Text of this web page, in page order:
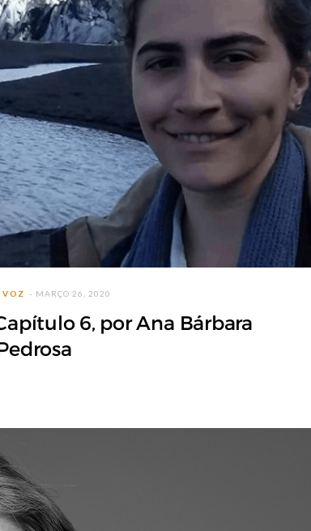
VOZ MARÇO 26, 2020
6, por Ana Bárbara